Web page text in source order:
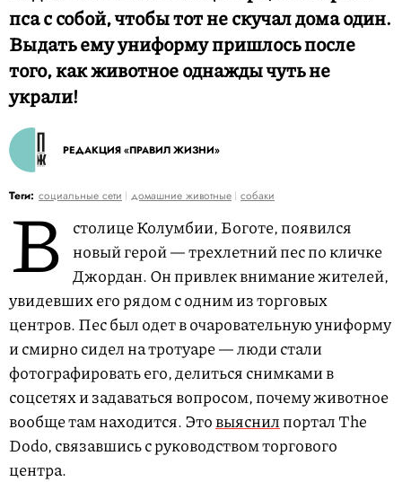
пса с собой, чтобы тот не скучал дома один.
Выдать ему униформу пришлось после
того, как животное однажды чуть не
украли!
РЕДАКЦИЯ «ПРАВИЛ ЖИЗНИ»
Теги: социальные сети домашние животные собаки
В
столице Колумбии, Боготе, появился
новый герой — трехлетний пес по кличке
Джордан. Он привлек внимание жителей,
увидевших его рядом с одним из торговых
центров. Пес был одет в очаровательную униформу
и смирно сидел на тротуаре — люди стали
фотографировать его, делиться снимками в
соцсетях и задаваться вопросом, почему животное
вообще там находится. Этовыяснилпортал The
Dodo, связавшись с руководством торгового
центра.